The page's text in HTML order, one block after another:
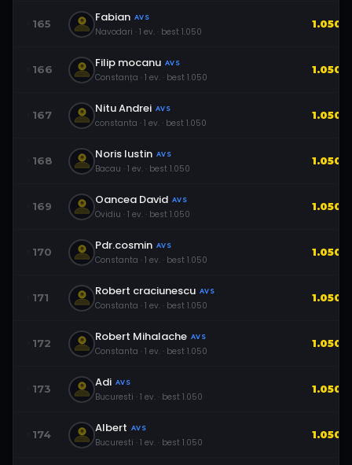
165 Fabian AVS
Navodari · 1 ev. · best 1.050
1.050
166 Filip mocanu AVS
Constanța · 1 ev. · best 1.050
1.050
167 Nitu Andrei AVS
constanta · 1 ev. · best 1.050
1.050
168 Noris Iustin AVS
Bacau · 1 ev. · best 1.050
1.050
169 Oancea David AVS
Ovidiu · 1 ev. · best 1.050
1.050
170 Pdr.cosmin AVS
Constanta · 1 ev. · best 1.050
1.050
171 Robert craciunescu AVS
Constanta · 1 ev. · best 1.050
1.050
172 Robert Mihalache AVS
Constanta · 1 ev. · best 1.050
1.050
173 Adi AVS
Bucuresti · 1 ev. · best 1.050
1.050
174 Albert AVS
Bucuresti · 1 ev. · best 1.050
1.050